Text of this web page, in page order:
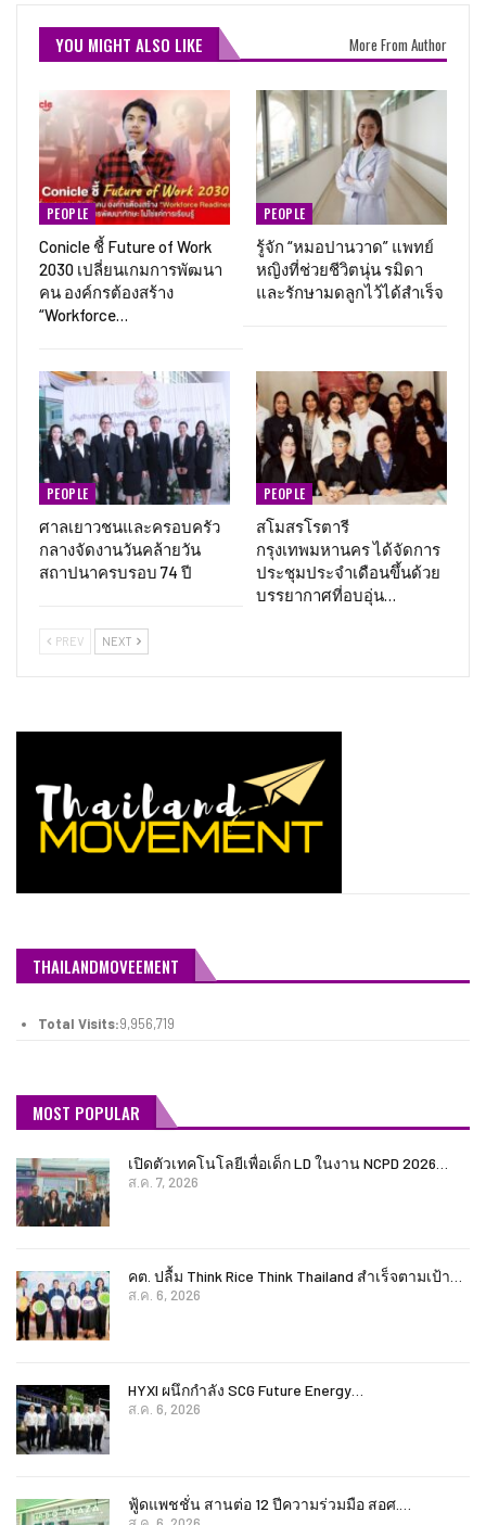
YOU MIGHT ALSO LIKE More From Author
PEOPLE
Conicle ชี้ Future of Work
2030 เปลี่ยนเกมการพัฒนา
คน องค์กรต้องสร้าง
“Workforce…
PEOPLE
รู้จัก “หมอปานวาด” แพทย์
หญิงที่ช่วยชีวิตนุ่น รมิดา
และรักษามดลูกไว้ได้สำเร็จ
PEOPLE
ศาลเยาวชนและครอบครัว
กลางจัดงานวันคล้ายวัน
สถาปนาครบรอบ 74 ปี
PEOPLE
สโมสรโรตารี
กรุงเทพมหานคร ได้จัดการ
ประชุมประจำเดือนขึ้นด้วย
บรรยากาศที่อบอุ่น…
PREV NEXT
THAILANDMOVEEMENT
Total Visits:9,956,719
MOST POPULAR
เปิดตัวเทคโนโลยีเพื่อเด็ก LD ในงาน NCPD 2026…
ส.ค. 7, 2026
คต. ปลื้ม Think Rice Think Thailand สำเร็จตามเป้า…
ส.ค. 6, 2026
HYXI ผนึกกำลัง SCG Future Energy…
ส.ค. 6, 2026
ฟู้ดแพชชั่น สานต่อ 12 ปีความร่วมมือ สอศ.…